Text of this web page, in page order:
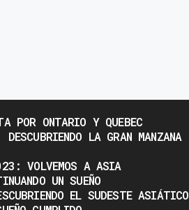
POR ONTARIO Y QUEBEC
LA GRAN MANZANA
VOLVEMOS A ASIA
UN SUEÑO
EL SUDESTE ASIÁTICO